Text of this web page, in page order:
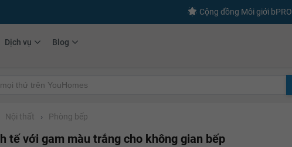
Cộng đồng Môi giới bPRO
Dịch vụ Blog
Nội thất › Phòng bếp
tế với gam màu trắng cho không gian bếp